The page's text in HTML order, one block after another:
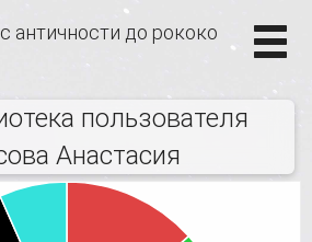
античности до рококо
пользователя
Анастасия